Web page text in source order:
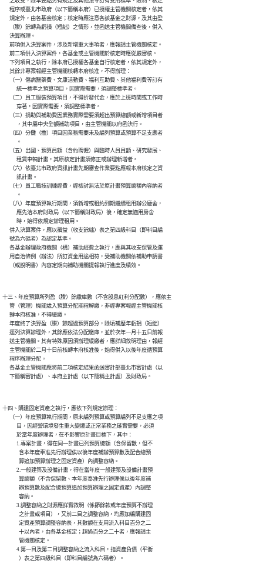
      程序或臺北市政府（以下簡稱本府）已授權主管機關核定者，依其
      規定外，由各基金核定；核定時應注意各該基金之財源，及其由盈
      （賸）餘轉為虧損（短絀）之情形，並函送主管機關備查後，併入
      決算辦理。
      前項併入決算案件，涉及新增重大事項者，應報請主管機關核定。
      前二項併入決算案件，各基金或主管機關於核定時應從嚴審核。
      下列項目之執行，除本府已授權各基金自行核定者，依其規定外，
      其餘非專案報經主管機關核轉本府核准，不得辦理：
      （一）傷病醫藥費、文康活動費、福利互助費、其他福利費等訂有
            統一標準之預算項目，因實際需要，須調整標準者。
      （二）員工服裝預算項目，不得折發代金，應於上班時間或工作時
            穿著，因實際需要，須調整標準者。
      （三）捐助與補助費因業務實際需要須超出預算總額或新增項目者
            ，其中屬中央全額補助項目，由主管機關以府函決行。
      （四）分攤（擔）項目因業務需要未及編列預算或預算不足支應者
            。
      （五）出國、預算員額（含約聘僱）與臨時人員員額、研究發展、
            租賃車輛計畫，其原核定計畫須修正或辦理新增者。
      （六）依臺北市政府資訊計畫先期審查作業要點應報本府核定之資
            訊計畫。
      （七）員工職技訓練經費，經檢討無法於原計畫預算總額內容納者
            。
      （八）年度預算執行期間，須新增或租約到期繼續租用辦公廳舍，
            應先洽本府財政局（以下簡稱財政局）後，確定無適用房舍
            時，始得依規定辦理租用。
      併入決算案件，應以損益（收支餘絀）表之第四級科目（即科目編
      號為六碼者）為認定基準。
      各基金辦理政府機關（構）補助經費之執行，應與其收支保管及運
      用自治條例（辦法）所訂資金用途相符，受補助機關依補助申請書
十三、年度預算所列盈（賸）餘繳庫數（不含股息紅利分配數），應依主
      管（管理）機關歲入預算分配期程解繳，非經專案報經主管機關核
      轉本府核准，不得緩繳。
      年度終了決算盈（賸）餘超過預算部分，除填補歷年虧損（短絀）
      逕列決算辦理外，其餘應依法分配繳庫，並於次年一月十五日前報
      送主管機關。其有特殊原因須辦理緩繳者，應詳細敘明理由，報經
      主管機關於二月十日前核轉本府核准後，始得併入以後年度循預算
      程序辦理分配。
      各基金主管機關應將前二項核定結果函送審計部臺北市審計處（以
十四、購建固定資產之執行，應依下列規定辦理：
      （一）年度預算執行期間，原未編列預算或預算編列不足支應之項
            目，因經營環境發生重大變遷或正常業務之確實需要，必須
            於當年度辦理者，在不影響原計畫目標下，其中：
            1.專案計畫，得在同一計畫已列預算總額（含保留數，但不
              含本年度奉准先行辦理俟以後年度補辦預算數及配合總預
              算追加預算辦理之固定資產）內調整容納。
            2.一般建築及設備計畫，得在當年度一般建築及設備計畫預
              算總額（不含保留數、本年度奉准先行辦理俟以後年度補
              辦預算數及配合總預算追加預算辦理之固定資產）內調整
              容納。
            3.調整容納之財源應詳實敘明（係節餘款或年度預算不辦理
              之計畫或項目），又前二目之調整容納，均應加編購建固
              定資產預算調整容納表，其數額在支用流入科目百分之二
              十以內者，由各基金核定；超過百分之二十者，應報請主
              管機關核定。
            4.第一目及第二目調整容納之流入科目，指資產負債（平衡
              ）表之第四級科目（即科目編號為六碼者）。